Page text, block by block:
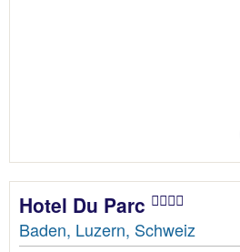
Hotel Du Parc
Baden, Luzern, Schweiz